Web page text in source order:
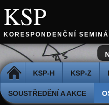
KSP
KORESPONDENČNÍ
DOMŮ KSP-H KSP-Z
SOUSTŘEDĚNÍ A AKCE